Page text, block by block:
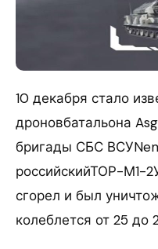
10 декабря стало
дроновбатальона
бригады СБС
российскийТОР-М1-
сгорел и был
колеблется от 25 до